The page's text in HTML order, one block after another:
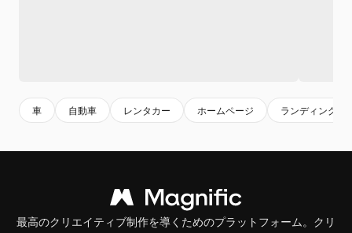
車 自動車 レンタカー ホームページ ランディングペ
最高のクリエイティブ制作を導くためのプラットフォーム。クリ